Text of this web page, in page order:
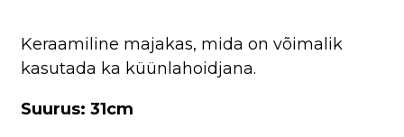
Keraamiline majakas, mida on võimalik
kasutada ka küünlahoidjana.
Suurus: 31cm